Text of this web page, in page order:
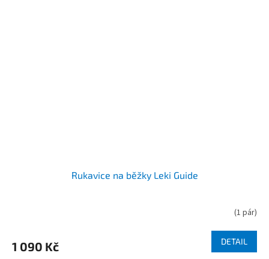
Rukavice na běžky Leki Guide
(1 pár)
1 090 Kč DETAIL